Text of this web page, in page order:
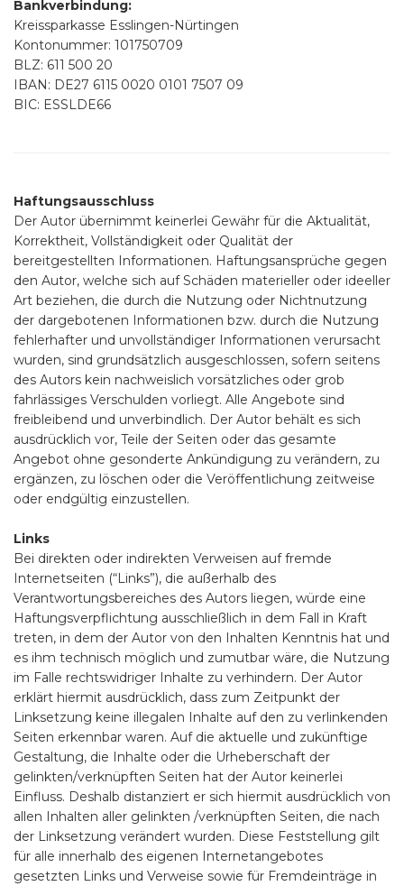
Bankverbindung:
Kreissparkasse Esslingen-Nürtingen
Kontonummer: 101750709
BLZ: 611 500 20
IBAN: DE27 6115 0020 0101 7507 09
BIC: ESSLDE66
Haftungsausschluss
Der Autor übernimmt keinerlei Gewähr für die Aktualität,
Korrektheit, Vollständigkeit oder Qualität der
bereitgestellten Informationen. Haftungsansprüche gegen
den Autor, welche sich auf Schäden materieller oder ideeller
Art beziehen, die durch die Nutzung oder Nichtnutzung
der dargebotenen Informationen bzw. durch die Nutzung
fehlerhafter und unvollständiger Informationen verursacht
wurden, sind grundsätzlich ausgeschlossen, sofern seitens
des Autors kein nachweislich vorsätzliches oder grob
fahrlässiges Verschulden vorliegt. Alle Angebote sind
freibleibend und unverbindlich. Der Autor behält es sich
ausdrücklich vor, Teile der Seiten oder das gesamte
Angebot ohne gesonderte Ankündigung zu verändern, zu
ergänzen, zu löschen oder die Veröffentlichung zeitweise
oder endgültig einzustellen.
Links
Bei direkten oder indirekten Verweisen auf fremde
Internetseiten (“Links”), die außerhalb des
Verantwortungsbereiches des Autors liegen, würde eine
Haftungsverpflichtung ausschließlich in dem Fall in Kraft
treten, in dem der Autor von den Inhalten Kenntnis hat und
es ihm technisch möglich und zumutbar wäre, die Nutzung
im Falle rechtswidriger Inhalte zu verhindern. Der Autor
erklärt hiermit ausdrücklich, dass zum Zeitpunkt der
Linksetzung keine illegalen Inhalte auf den zu verlinkenden
Seiten erkennbar waren. Auf die aktuelle und zukünftige
Gestaltung, die Inhalte oder die Urheberschaft der
gelinkten/verknüpften Seiten hat der Autor keinerlei
Einfluss. Deshalb distanziert er sich hiermit ausdrücklich von
allen Inhalten aller gelinkten /verknüpften Seiten, die nach
der Linksetzung verändert wurden. Diese Feststellung gilt
für alle innerhalb des eigenen Internetangebotes
gesetzten Links und Verweise sowie für Fremdeinträge in